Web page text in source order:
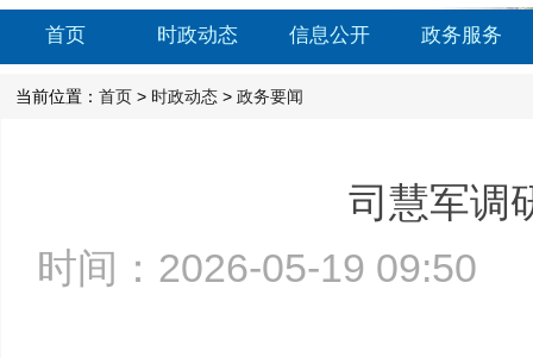
首页 时政动态 信息公开 政务服务
当前位置： 首页 > 时政动态 > 政务要闻
司慧军调
时间：2026-05-19